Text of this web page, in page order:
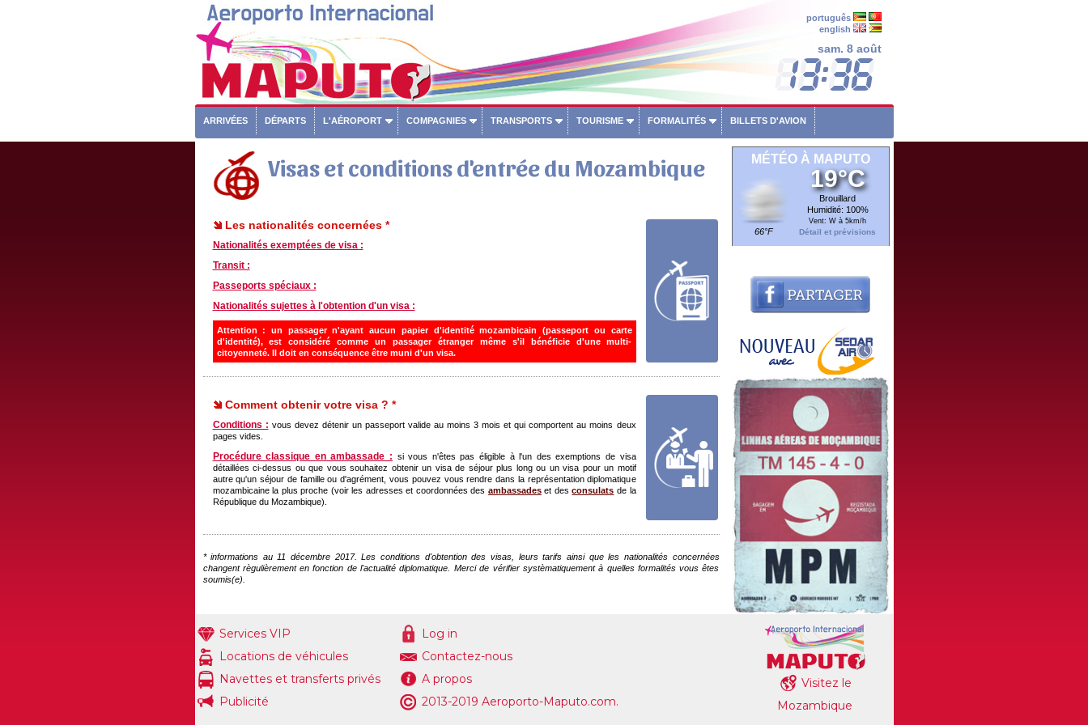
português
english
sam. 8 août
ARRIVÉES DÉPARTS L'AÉROPORT COMPAGNIES TRANSPORTS TOURISME FORMALITÉS BILLETS D'AVION
Visas et conditions d'entrée du Mozambique
Les nationalités concernées *
Nationalités exemptées de visa :
Transit :
Passeports spéciaux :
Nationalités sujettes à l'obtention d'un visa :
Attention :
un passager n'ayant aucun papier d'identité mozambicain (passeport ou carte
d'identité), est considéré comme un passager étranger même s'il bénéficie d'une multi-
citoyenneté. Il doit en conséquence être muni d'un visa.
Comment obtenir votre visa ? *
Conditions : vous devez détenir un passeport valide au moins 3 mois et qui comportent au moins deux
pages vides.
Procédure classique en ambassade : si vous n'êtes pas éligible à l'un des exemptions de visa
détaillées ci-dessus ou que vous souhaitez obtenir un visa de séjour plus long ou un visa pour un motif
autre qu'un séjour de famille ou d'agrément, vous pouvez vous rendre dans la représentation diplomatique
mozambicaine la plus proche (voir les adresses et coordonnées des ambassadeset desconsulats de la
République du Mozambique).
* informations au 11 décembre 2017. Les conditions d'obtention des visas, leurs tarifs ainsi que les nationalités concernées
changent règulièrement en fonction de l'actualité diplomatique. Merci de vérifier systèmatiquement à quelles formalités vous êtes
soumis(e).
MÉTÉO À MAPUTO
66°F
19°C
Brouillard
Humidité: 100%
Vent: W à 5km/h
Détail et prévisions
Services VIP
Locations de véhicules
Navettes et transferts privés
Publicité
Log in
Contactez-nous
A propos
2013-2019 Aeroporto-Maputo.com.
Visitez le
Mozambique